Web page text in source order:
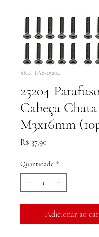
SKU: TAE-25204
25204
Cabeça Chata
M3x16mm
R$ 37,90
Quantidade *
Adicionar ao